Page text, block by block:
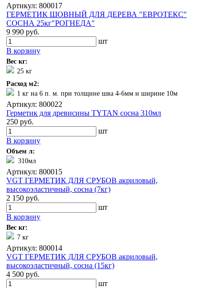
Артикул: 800017
ГЕРМЕТИК ШОВНЫЙ ДЛЯ ДЕРЕВА "ЕВРОТЕКС"
СОСНА 25кг"РОГНЕДА"
9 990 руб.
шт
В корзину
Вес кг:
25 кг
Расход м2:
1 кг на 6 п. м. при толщине шва 4-6мм и ширине 10м
Артикул: 800022
Герметик для древисины TYTAN сосна 310мл
250 руб.
шт
В корзину
Объем л:
310мл
Артикул: 800015
VGT ГЕРМЕТИК ДЛЯ СРУБОВ акриловый,
высокоэластичный, сосна (7кг)
2 150 руб.
шт
В корзину
Вес кг:
7 кг
Артикул: 800014
VGT ГЕРМЕТИК ДЛЯ СРУБОВ акриловый,
высокоэластичный, сосна (15кг)
4 500 руб.
шт